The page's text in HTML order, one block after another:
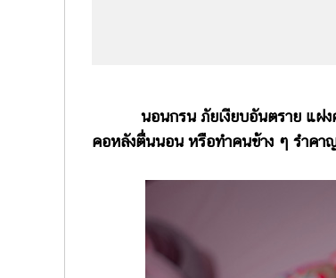
นอนกรน ภัยเงียบอันตราย แฝงคว
คอหลังตื่นนอน หรือทำคนข้าง ๆ รำคา